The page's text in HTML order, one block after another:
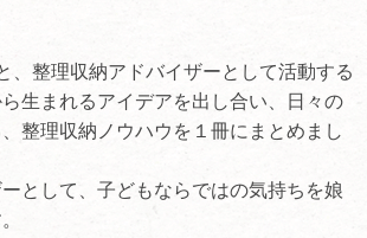
、整理収納アドバイザーとして活動する
生まれるアイデアを出し合い、日々の
整理収納ノウハウを１冊にまとめまし
として、子どもならではの気持ちを娘